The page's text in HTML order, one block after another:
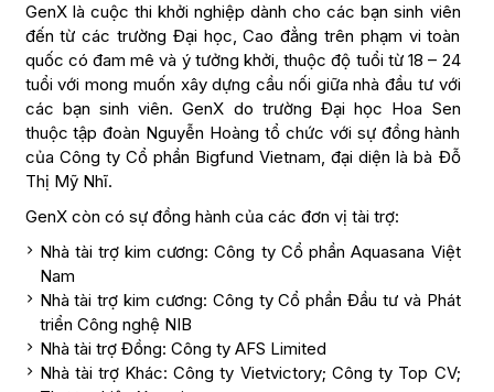
GenX là cuộc thi khởi nghiệp dành cho các bạn sinh viên
đến từ các trường Đại học, Cao đẳng trên phạm vi toàn
quốc có đam mê và ý tưởng khởi, thuộc độ tuổi từ 18 – 24
tuổi với mong muốn xây dựng cầu nối giữa nhà đầu tư với
các bạn sinh viên. GenX do trường Đại học Hoa Sen
thuộc tập đoàn Nguyễn Hoàng tổ chức với sự đồng hành
của Công ty Cổ phần Bigfund Vietnam, đại diện là bà Đỗ
Thị Mỹ Nhĩ.
GenX còn có sự đồng hành của các đơn vị tài trợ:
Nhà tài trợ kim cương: Công ty Cổ phần Aquasana Việt
Nam
Nhà tài trợ kim cương: Công ty Cổ phần Đầu tư và Phát
triển Công nghệ NIB
Nhà tài trợ Đồng: Công ty AFS Limited
Nhà tài trợ Khác: Công ty Vietvictory; Công ty Top CV;